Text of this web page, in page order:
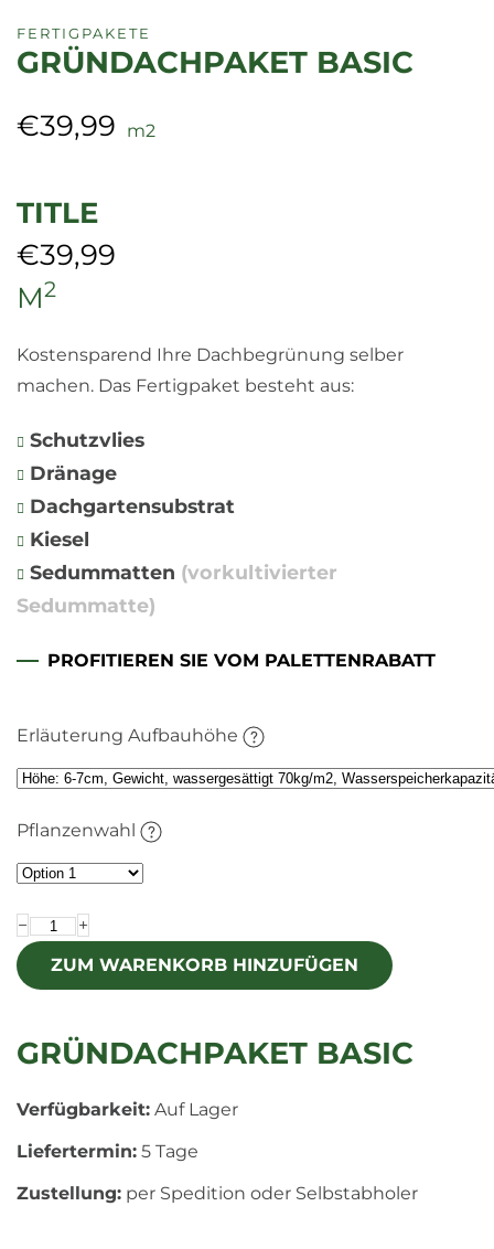
FERTIGPAKETE
GRÜNDACHPAKET BASIC
€39,99 m2
TITLE
€39,99
M2
Kostensparend Ihre Dachbegrünung selber
machen. Das Fertigpaket besteht aus:
Schutzvlies
Dränage
Dachgartensubstrat
Kiesel
Sedummatten (vorkultivierter
Sedummatte)
PROFITIEREN SIE VOM PALETTENRABATT
Erläuterung Aufbauhöhe
Pflanzenwahl
− +
GRÜNDACHPAKET BASIC
Verfügbarkeit: Auf Lager
Liefertermin: 5 Tage
Zustellung: per Spedition oder Selbstabholer